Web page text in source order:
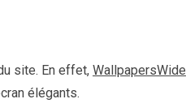
site. En effet, WallpapersWide
élégants.